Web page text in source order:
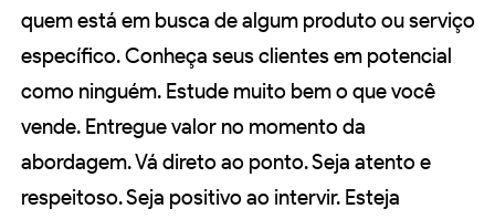
quem está em busca de algum produto ou serviço
específico. Conheça seus clientes em potencial
como ninguém. Estude muito bem o que você
vende. Entregue valor no momento da
abordagem. Vá direto ao ponto. Seja atento e
respeitoso. Seja positivo ao intervir. Esteja